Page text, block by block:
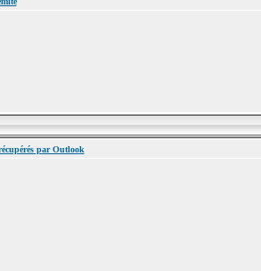
par Outlook